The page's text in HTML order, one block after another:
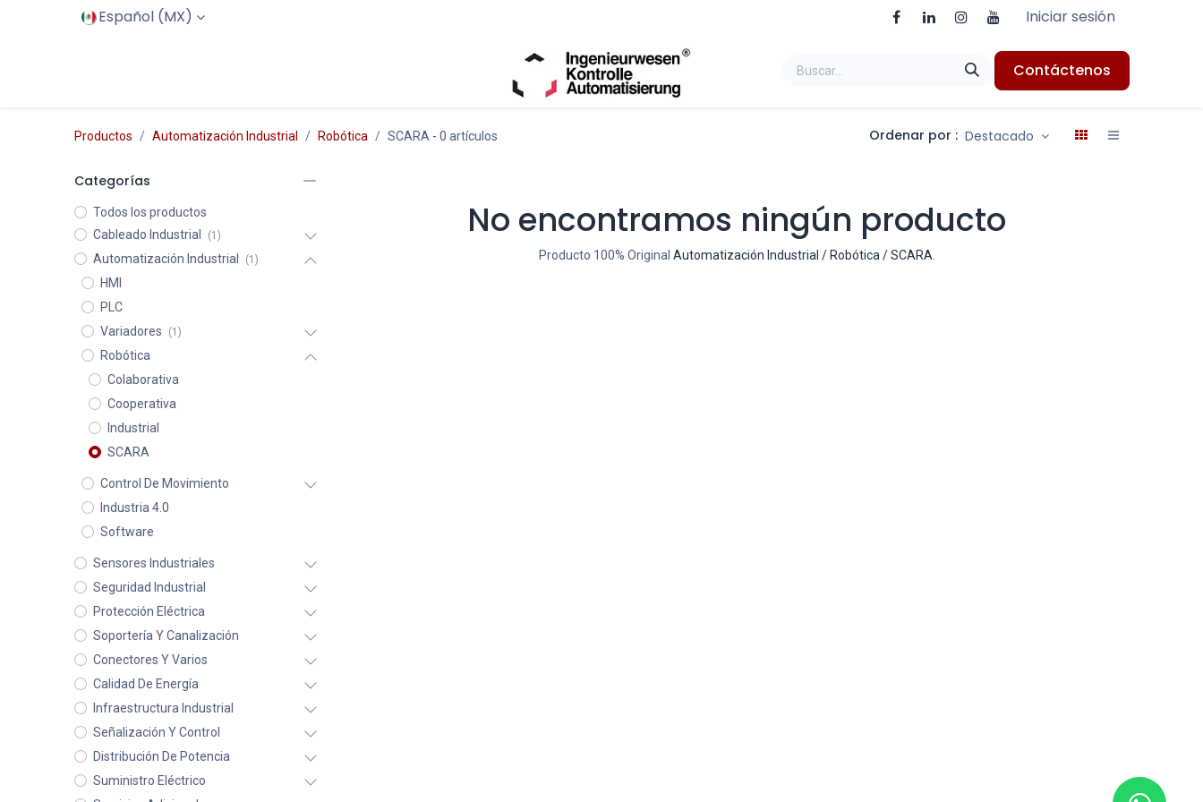
Español (MX) Iniciar sesión
Contáctenos
Productos Automatización Industrial Robótica SCARA - 0 artículos Ordenar por : Destacado
Categorías
Todos los productos
Cableado Industrial
(1)
Automatización Industrial (1)
HMI
PLC
Variadores
(1)
Robótica
Colaborativa
Cooperativa
Industrial
SCARA
Control De Movimiento
Industria 4.0
Software
Sensores Industriales
Seguridad Industrial
Protección Eléctrica
Soportería Y Canalización
Conectores Y Varios
Calidad De Energía
Infraestructura Industrial
Señalización Y Control
Distribución De Potencia
Suministro Eléctrico
No encontramos ningún producto
Producto 100% Original Automatización Industrial / Robótica / SCARA